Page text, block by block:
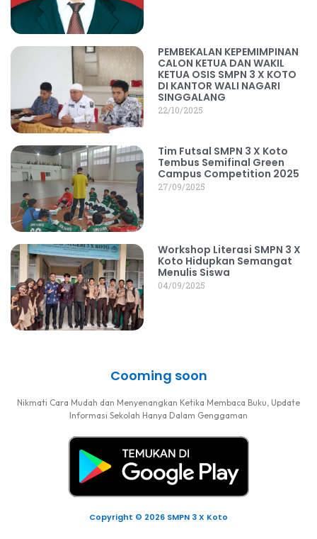
PEMBEKALAN KEPEMIMPINAN
CALON KETUA DAN WAKIL
KETUA OSIS SMPN 3 X KOTO
DI KANTOR WALI NAGARI
SINGGALANG
22/10/2025
Tim Futsal SMPN 3 X Koto
Tembus Semifinal Green
Campus Competition 2025
27/09/2025
Workshop Literasi SMPN 3 X
Koto Hidupkan Semangat
Menulis Siswa
04/09/2025
Cooming soon
Nikmati Cara Mudah dan Menyenangkan Ketika Membaca Buku, Update
Informasi Sekolah Hanya Dalam Genggaman
Copyright © 2026 SMPN 3 X Koto